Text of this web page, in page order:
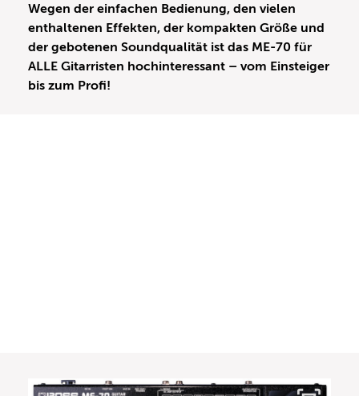
Wegen der einfachen Bedienung, den vielen
enthaltenen Effekten, der kompakten Größe und
der gebotenen Soundqualität ist das ME-70 für
ALLE Gitarristen hochinteressant – vom Einsteiger
bis zum Profi!